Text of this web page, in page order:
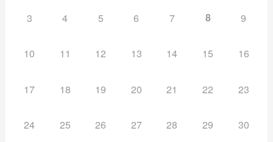
3 4 5 6 7 8 9
10 11 12 13 14 15 16
17 18 19 20 21 22 23
24 25 26 27 28 29 30